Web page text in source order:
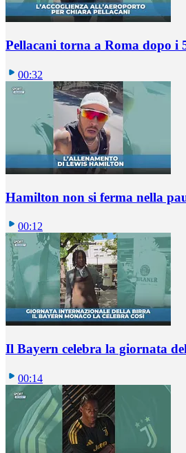
Pellacani torna a Roma dopo
00:32
Hamilton non si ferma nella
00:12
Il Bayern celebra la giornata
00:14